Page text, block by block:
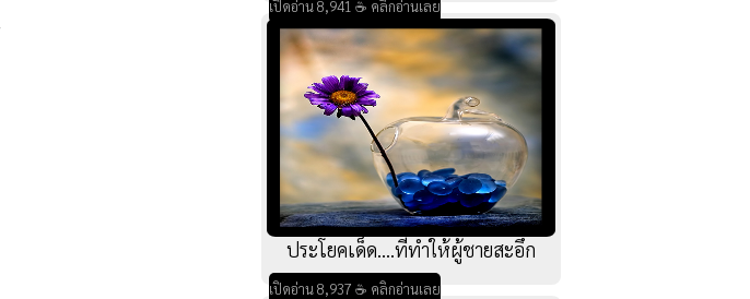
เปิดอ่าน 8,941 ☕ คลิกอ่านเลย
ประโยคเด็ด....ที่ทำให้ผู้ชายสะอึก
เปิดอ่าน 8,937 ☕ คลิกอ่านเลย